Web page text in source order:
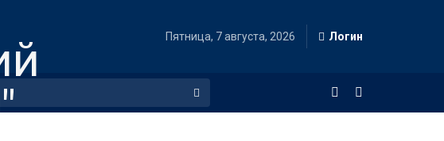
Пятница, 7 августа, 2026 Логин